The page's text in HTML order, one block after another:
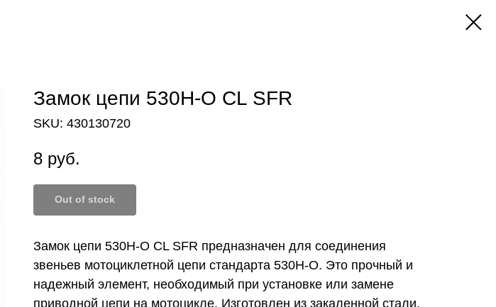
Замок цепи 530H-O CL SFR
SKU: 430130720
8 руб.
Out of stock
Замок цепи 530H-O CL SFR предназначен для соединения
звеньев мотоциклетной цепи стандарта 530H-O. Это прочный и
надежный элемент, необходимый при установке или замене
приводной цепи на мотоцикле. Изготовлен из закаленной стали,